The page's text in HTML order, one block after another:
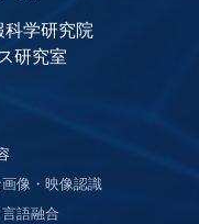
学研究院
研究室
像・映像認識
語融合